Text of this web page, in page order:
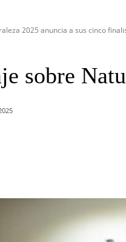
2025 anuncia a sus cinco
sobre